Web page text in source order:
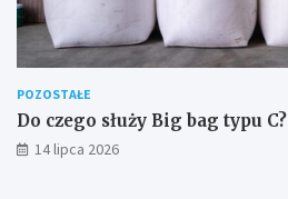
POZOSTAŁE
Do czego służy Big bag typu C?
14 lipca 2026